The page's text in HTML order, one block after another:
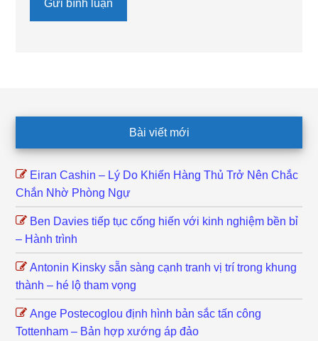
Bài viết mới
Eiran Cashin – Lý Do Khiến Hàng Thủ Trở Nên Chắc
Chắn Nhờ Phòng Ngự
Ben Davies tiếp tục cống hiến với kinh nghiệm bền bỉ
– Hành trình
Antonin Kinsky sẵn sàng cạnh tranh vị trí trong khung
thành – hé lộ tham vọng
Ange Postecoglou định hình bản sắc tấn công
Tottenham – Bản hợp xướng áp đảo